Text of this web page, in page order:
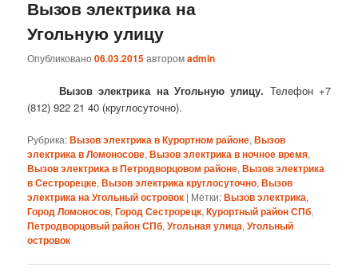
Вызов электрика на
Угольную улицу
Опубликовано06.03.2015авторомadmin
Вызов электрика на Угольную улицу. Телефон +7
(812) 922 21 40 (круглосуточно).
Рубрика:Вызов электрика в Курортном районе,Вызов
электрика в Ломоносове,Вызов электрика в ночное время,
Вызов электрика в Петродворцовом районе,Вызов электрика
в Сестрорецке,Вызов электрика круглосуточно,Вызов
электрика на Угольный островок | Метки:Вызов электрика,
Город Ломоносов,Город Сестрорецк,Курортный район СПб,
Петродворцовый район СПб,Угольная улица,Угольный
островок